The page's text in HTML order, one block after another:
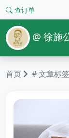
查订单
@ 徐施
首页 # 文章标签